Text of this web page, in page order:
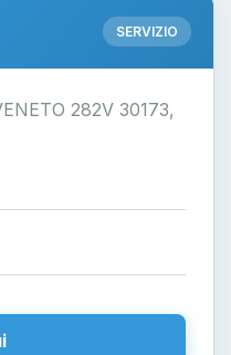
SERVIZIO
282V 30173,